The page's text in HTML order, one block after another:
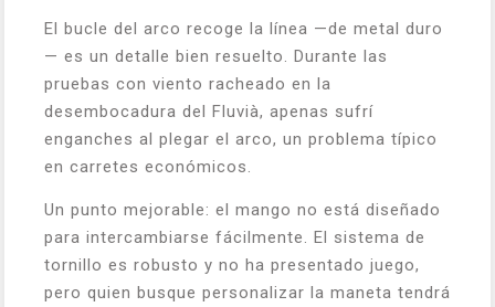
El bucle del arco recoge la línea —de metal duro
— es un detalle bien resuelto. Durante las
pruebas con viento racheado en la
desembocadura del Fluvià, apenas sufrí
enganches al plegar el arco, un problema típico
en carretes económicos.
Un punto mejorable: el mango no está diseñado
para intercambiarse fácilmente. El sistema de
tornillo es robusto y no ha presentado juego,
pero quien busque personalizar la maneta tendrá